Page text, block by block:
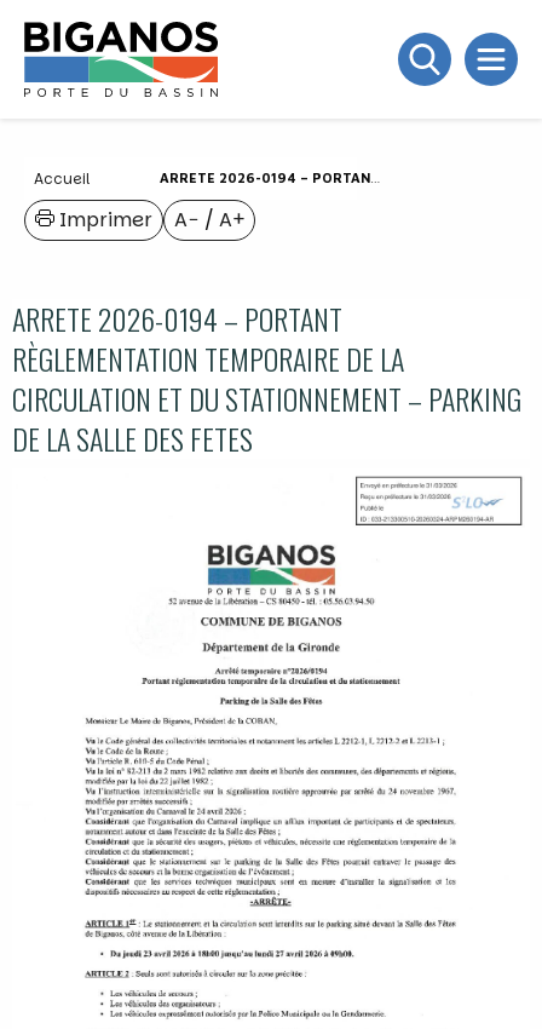
Accueil ARRETE 2026-0194 – PORTANT RÈGLEMENTATION TEMPORAIRE DE LA CIRCULATION ET DU STATIONNEMENT – PARKING DE LA SALLE DES FETES
A− / A+
Imprimer
ARRETE 2026-0194 – PORTANT
RÈGLEMENTATION TEMPORAIRE DE LA
CIRCULATION ET DU STATIONNEMENT – PARKING
DE LA SALLE DES FETES